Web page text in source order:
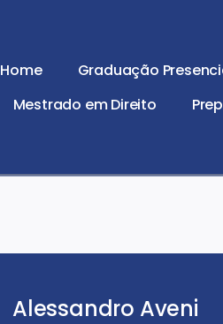
Home Graduação
Mestrado em Direito
Alessandro Aveni